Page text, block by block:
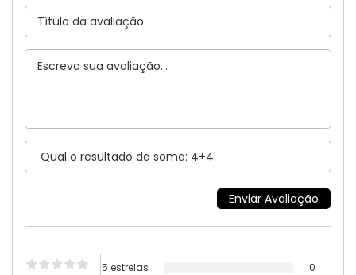
5 estrelas
0